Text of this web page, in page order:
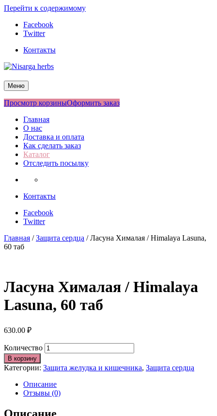
Перейти к содержимому
Facebook
Twitter
Контакты
Nisarga herbs
Меню
Просмотр корзиныОформить заказ
Главная
О нас
Доставка и оплата
Как сделать заказ
Каталог
Отследить посылку
Контакты
Facebook
Twitter
Главная /Защита сердца / Ласуна Хималая / Himalaya Lasuna,
60 таб
Ласуна Хималая / Himalaya
Lasuna, 60 таб
630.00 ₽
Количество
В корзину
Категории: Защита желудка и кишечника, Защита сердца
Описание
Отзывы (0)
Описание